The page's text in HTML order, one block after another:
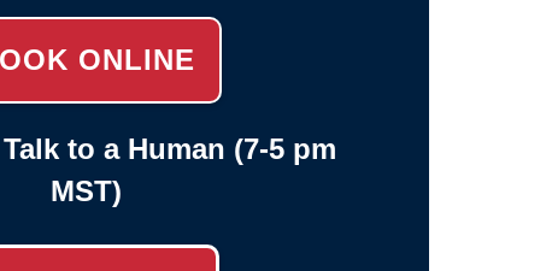
ONLINE
to a Human (7-5 pm
MST)